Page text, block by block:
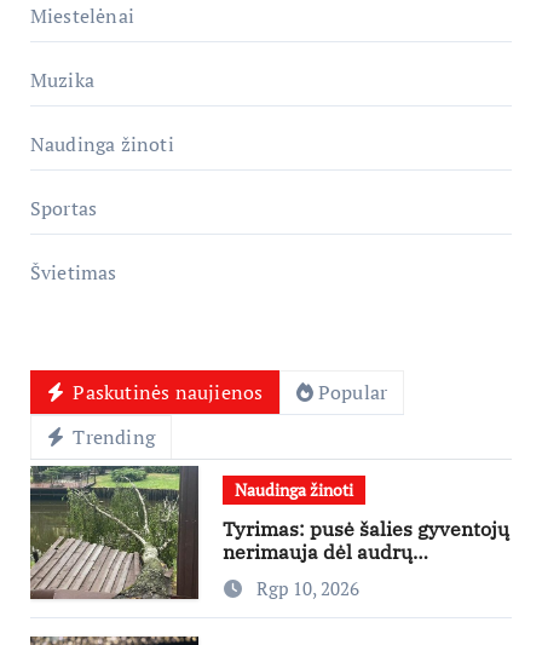
Miestelėnai
Muzika
Naudinga žinoti
Sportas
Švietimas
Paskutinės naujienos
Popular
Trending
Naudinga žinoti
Tyrimas: pusė šalies gyventojų
nerimauja dėl audrų
padarinių. Ekspertai sako, kad
baimė pagrįsta
Rgp 10, 2026